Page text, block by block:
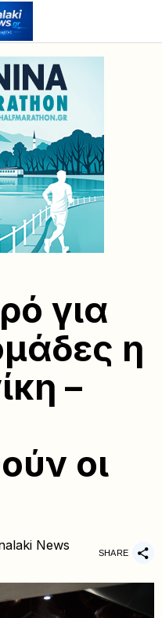
για
η
–
οι
News SHARE